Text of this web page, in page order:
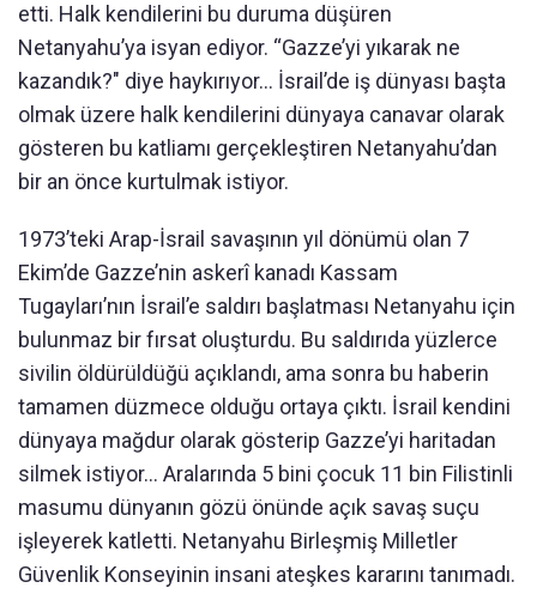
etti. Halk kendilerini bu duruma düşüren
Netanyahu’ya isyan ediyor. “Gazze’yi yıkarak ne
kazandık?" diye haykırıyor… İsrail’de iş dünyası başta
olmak üzere halk kendilerini dünyaya canavar olarak
gösteren bu katliamı gerçekleştiren Netanyahu’dan
bir an önce kurtulmak istiyor.
1973’teki Arap-İsrail savaşının yıl dönümü olan 7
Ekim’de Gazze’nin askerî kanadı Kassam
Tugayları’nın İsrail’e saldırı başlatması Netanyahu için
bulunmaz bir fırsat oluşturdu. Bu saldırıda yüzlerce
sivilin öldürüldüğü açıklandı, ama sonra bu haberin
tamamen düzmece olduğu ortaya çıktı. İsrail kendini
dünyaya mağdur olarak gösterip Gazze’yi haritadan
silmek istiyor... Aralarında 5 bini çocuk 11 bin Filistinli
masumu dünyanın gözü önünde açık savaş suçu
işleyerek katletti. Netanyahu Birleşmiş Milletler
Güvenlik Konseyinin insani ateşkes kararını tanımadı.